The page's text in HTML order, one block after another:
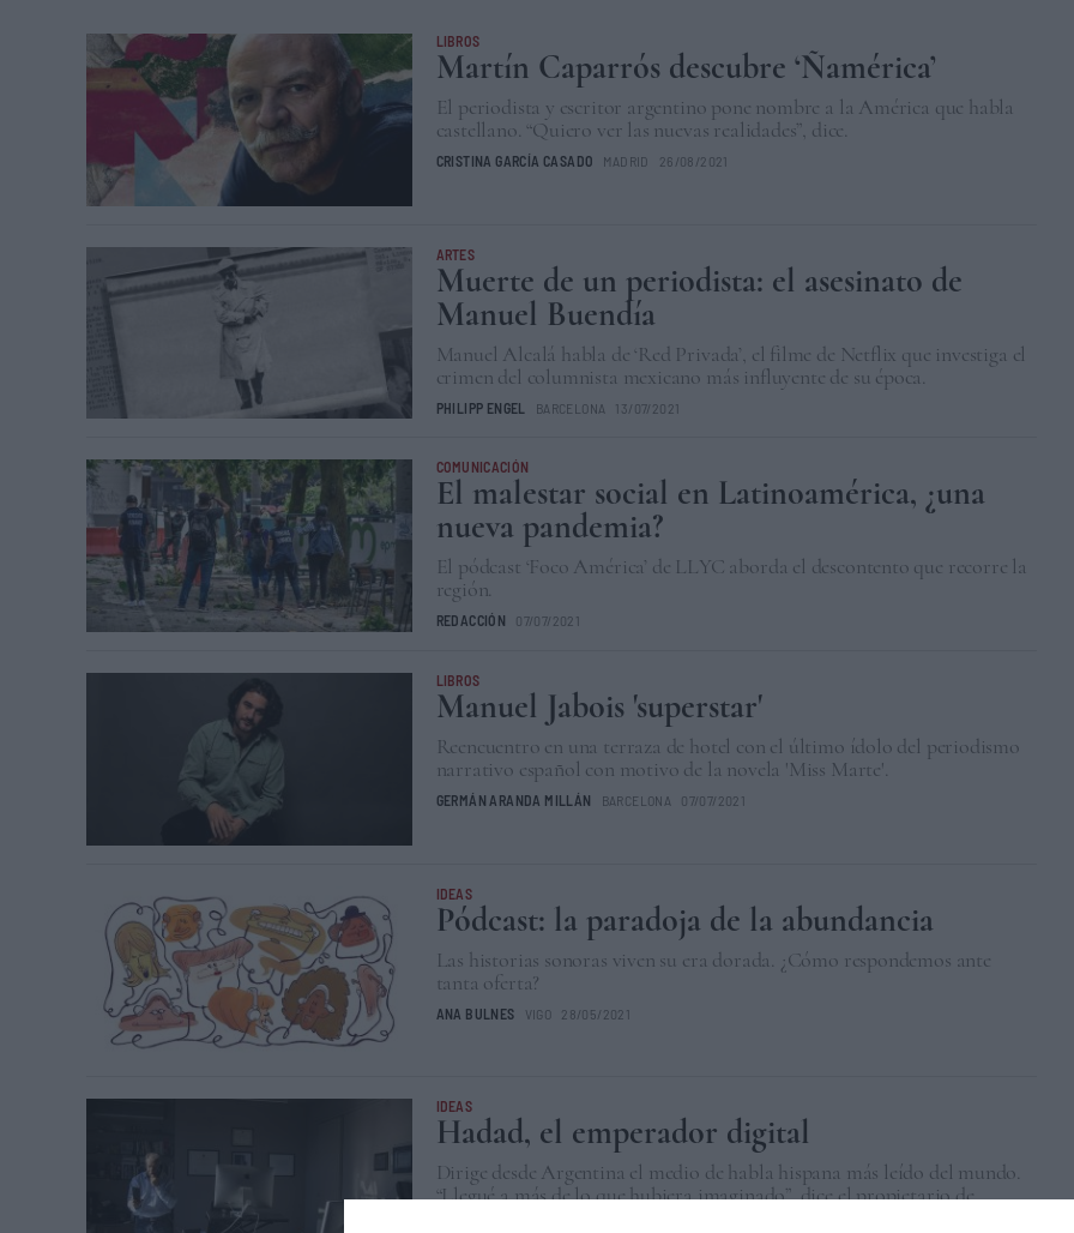
LIBROS
Martín Caparrós descubre ‘Ñamérica’
El periodista y escritor argentino pone nombre a la América que habla
castellano. “Quiero ver las nuevas realidades”, dice.
CRISTINA GARCÍA CASADO MADRID 26/08/2021
ARTES
Muerte de un periodista: el asesinato de
Manuel Buendía
Manuel Alcalá habla de ‘Red Privada’, el filme de Netflix que investiga el
crimen del columnista mexicano más influyente de su época.
PHILIPP ENGEL BARCELONA 13/07/2021
COMUNICACIÓN
El malestar social en Latinoamérica, ¿una
nueva pandemia?
El pódcast ‘Foco América’ de LLYC aborda el descontento que recorre la
región.
REDACCIÓN 07/07/2021
LIBROS
Manuel Jabois 'superstar'
Reencuentro en una terraza de hotel con el último ídolo del periodismo
narrativo español con motivo de la novela 'Miss Marte'.
GERMÁN ARANDA MILLÁN BARCELONA 07/07/2021
IDEAS
Pódcast: la paradoja de la abundancia
Las historias sonoras viven su era dorada. ¿Cómo respondemos ante
tanta oferta?
ANA BULNES VIGO 28/05/2021
IDEAS
Hadad, el emperador digital
Dirige desde Argentina el medio de habla hispana más leído del mundo.
“Llegué a más de lo que hubiera imaginado”, dice el propietario de